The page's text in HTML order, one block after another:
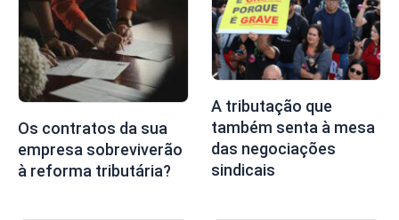
Os contratos da sua
empresa sobreviverão
à reforma tributária?
A tributação que
também senta à mesa
das negociações
sindicais